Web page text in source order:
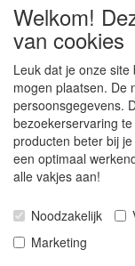
SOCIALE
De webshop
Kunststof
Welkom!
van cookies
Leuk dat je onze
mogen plaatsen. De
persoonsgegevens.
bezoekerservaring
producten beter bij
een optimaal
alle vakjes aan!
Noodzakelijk
Marketing